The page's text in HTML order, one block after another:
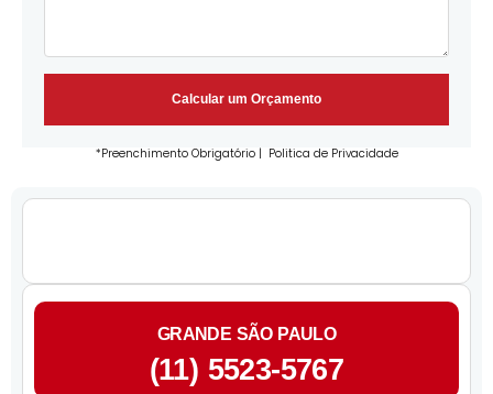
Calcular um Orçamento
*Preenchimento Obrigatório | Politica de Privacidade
GRANDE SÃO PAULO
(11) 5523-5767